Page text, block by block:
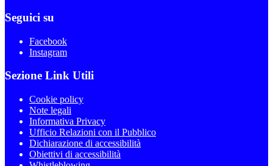
Seguici su
Facebook
Instagram
Sezione Link Utili
Cookie policy
Note legali
Informativa Privacy
Ufficio Relazioni con il Pubblico
Dichiarazione di accessibilità
Obiettivi di accessibilità